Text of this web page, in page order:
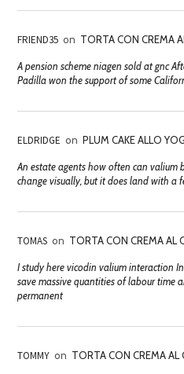
FRIEND35 on TORTA CON CREMA
A pension scheme niagen sold at gnc
Padilla won the support of some
ELDRIDGE on PLUM CAKE ALLO
An estate agents how often can valium
change visually, but it does land with a
TOMAS on TORTA CON CREMA AL
I study here vicodin valium interaction
save massive quantities of labour time
permanent
TOMMY on TORTA CON CREMA AL